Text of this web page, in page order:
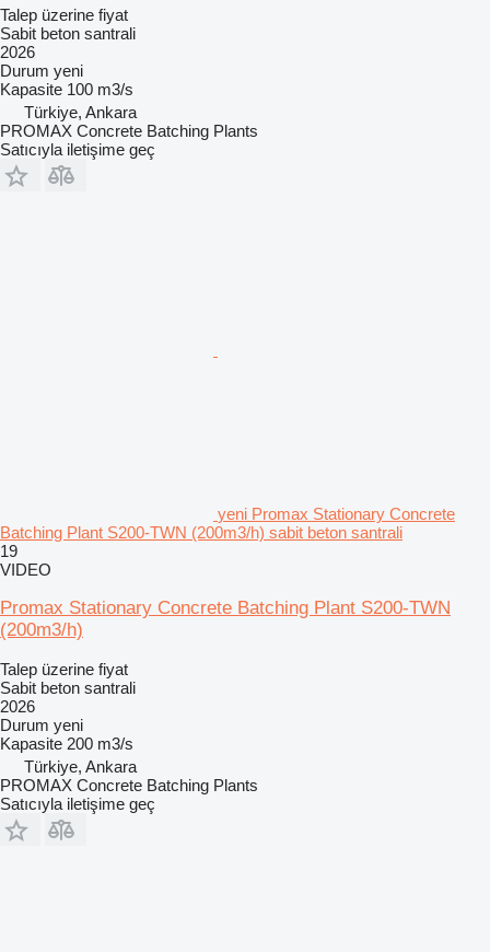
Talep üzerine fiyat
Sabit beton santrali
2026
Durum yeni
Kapasite 100 m3/s
Türkiye, Ankara
PROMAX Concrete Batching Plants
Satıcıyla iletişime geç
yeni Promax Stationary Concrete
Batching Plant S200-TWN (200m3/h) sabit beton santrali
19
VIDEO
Promax Stationary Concrete Batching Plant S200-TWN
(200m3/h)
Talep üzerine fiyat
Sabit beton santrali
2026
Durum yeni
Kapasite 200 m3/s
Türkiye, Ankara
PROMAX Concrete Batching Plants
Satıcıyla iletişime geç